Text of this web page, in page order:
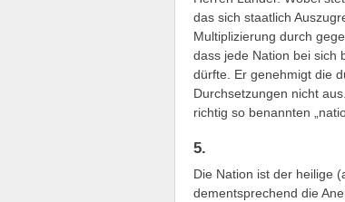
das sich staatlich
Multiplizierung durch
dass jede Nation bei sich
dürfte. Er genehmigt die
Durchsetzungen nicht
richtig so benannten
5.
Die Nation ist der heilige
dementsprechend die